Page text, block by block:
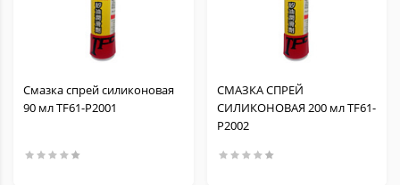
Смазка спрей силиконовая
90 мл TF61-P2001
СМАЗКА СПРЕЙ
СИЛИКОНОВАЯ 200 мл TF61-
P2002